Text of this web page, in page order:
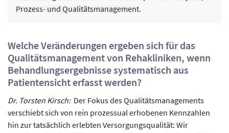
Prozess- und Qualitätsmanagement.
Welche Veränderungen ergeben sich für das
Qualitätsmanagement von Rehakliniken, wenn
Behandlungsergebnisse systematisch aus
Patientensicht erfasst werden?
Dr. Torsten Kirsch: Der Fokus des Qualitätsmanagements
verschiebt sich von rein prozessual erhobenen Kennzahlen
hin zur tatsächlich erlebten Versorgungsqualität: Wir